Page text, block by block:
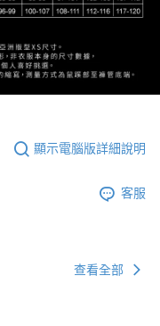
顯示電腦版詳細說明
客服
查看全部